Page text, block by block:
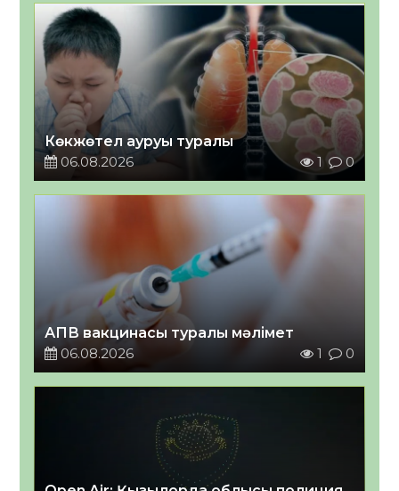
Көкжөтел ауруы туралы
06.08.2026
1 0
АПВ вакцинасы туралы мәлімет
06.08.2026
1 0